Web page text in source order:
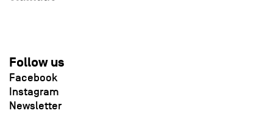
Follow us
Facebook
Instagram
Newsletter